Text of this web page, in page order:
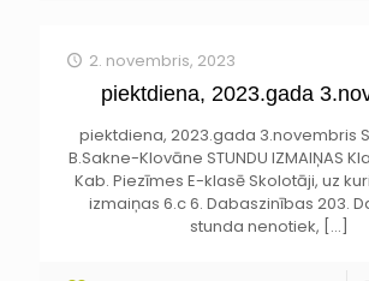
2. novembris, 2023
piektdiena, 2023.gada
piektdiena, 2023.gada 3.novembris
B.Sakne-Klovāne STUNDU IZMAIŅAS
Kab. Piezīmes E-klasē Skolotāji, uz
izmaiņas 6.c 6. Dabaszinības 203.
stunda nenotiek, […]